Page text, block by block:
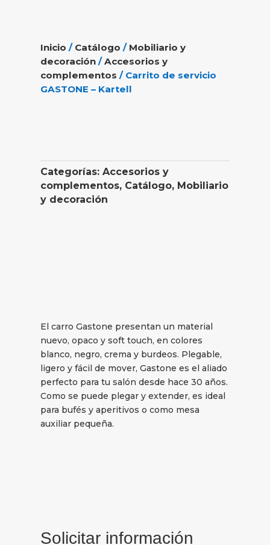
Inicio / Catálogo / Mobiliario y
decoración /Accesorios y
complementos / Carrito de servicio
GASTONE – Kartell
Categorías:Accesorios y
complementos, Catálogo, Mobiliario
y decoración
El carro Gastone presentan un material
nuevo, opaco y soft touch, en colores
blanco, negro, crema y burdeos. Plegable,
ligero y fácil de mover, Gastone es el aliado
perfecto para tu salón desde hace 30 años.
Como se puede plegar y extender, es ideal
para bufés y aperitivos o como mesa
auxiliar pequeña.
Solicitar información